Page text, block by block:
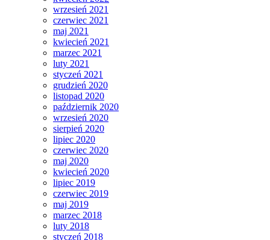
wrzesień 2021
czerwiec 2021
maj 2021
kwiecień 2021
marzec 2021
luty 2021
styczeń 2021
grudzień 2020
listopad 2020
październik 2020
wrzesień 2020
sierpień 2020
lipiec 2020
czerwiec 2020
maj 2020
kwiecień 2020
lipiec 2019
czerwiec 2019
maj 2019
marzec 2018
luty 2018
styczeń 2018